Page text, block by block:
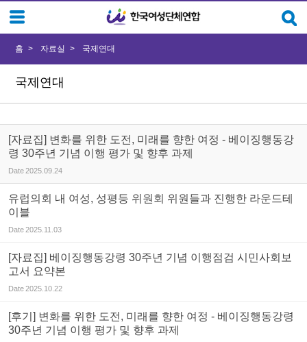
국제연대
홈 자료실 국제연대
[자료집] 변화를 위한 도전, 미래를 향한 여정 - 베이징행동강
령 30주년 기념 이행 평가 및 향후 과제
Date2025.09.24
유럽의회 내 여성, 성평등 위원회 위원들과 진행한 라운드테
이블
Date2025.11.03
[자료집] 베이징행동강령 30주년 기념 이행점검 시민사회보
고서 요약본
Date2025.10.22
[후기] 변화를 위한 도전, 미래를 향한 여정 - 베이징행동강령
30주년 기념 이행 평가 및 향후 과제